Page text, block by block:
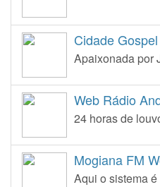
Cidade
Apaixonada por
Web Rádio
24 horas de
Mogiana FM
Aqui o sistema é